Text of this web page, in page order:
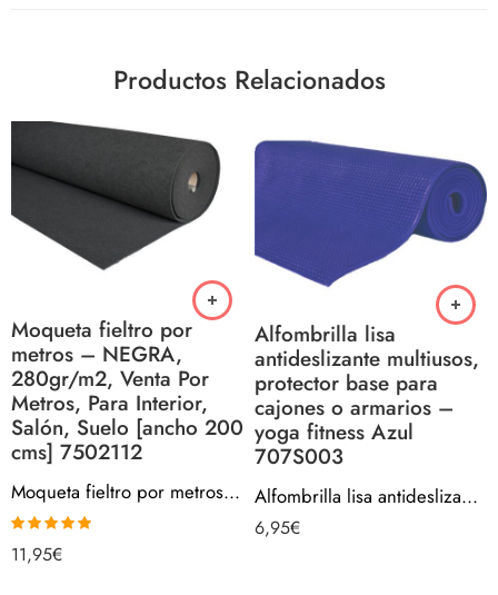
Productos Relacionados
Moqueta fieltro por
metros – NEGRA,
280gr/m2, Venta Por
Metros, Para Interior,
Salón, Suelo [ancho 200
cms] 7502112
Moqueta fieltro por metros – NEGRA, 280gr/m2, Venta Por Metros, Para Interior, Salón, Suelo [ancho 200 cms] 7502112
Valorado con
5.00de 5
11,95€
Alfombrilla lisa
antideslizante multiusos,
protector base para
cajones o armarios –
yoga fitness Azul
707S003
Alfombrilla lisa antideslizante multiusos, protector base para cajones o armarios – yoga fitness Azul 707S003
6,95€